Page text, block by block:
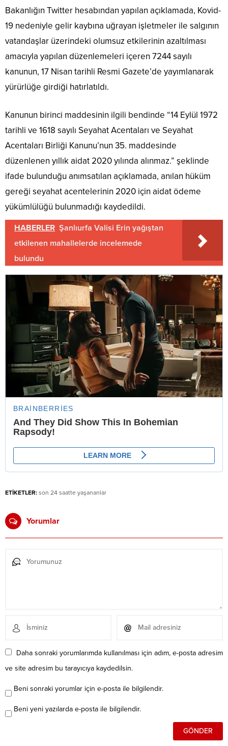
Bakanlığın Twitter hesabından yapılan açıklamada, Kovid-
19 nedeniyle gelir kaybına uğrayan işletmeler ile salgının
vatandaşlar üzerindeki olumsuz etkilerinin azaltılması
amacıyla yapılan düzenlemeleri içeren 7244 sayılı
kanunun, 17 Nisan tarihli Resmi Gazete’de yayımlanarak
yürürlüğe girdiği hatırlatıldı.
Kanunun birinci maddesinin ilgili bendinde “14 Eylül 1972
tarihli ve 1618 sayılı Seyahat Acentaları ve Seyahat
Acentaları Birliği Kanunu’nun 35. maddesinde
düzenlenen yıllık aidat 2020 yılında alınmaz.” şeklinde
ifade bulunduğu anımsatılan açıklamada, anılan hüküm
gereği seyahat acentelerinin 2020 için aidat ödeme
yükümlülüğü bulunmadığı kaydedildi.
HABERLER Şanlıurfa Valisi Erin yağıştan
etkilenen mahallelerde incelemede
bulundu
ETİKETLER: son 24 saatte yaşananlar
Yorumlar
Daha sonraki yorumlarımda kullanılması için adım, e-posta adresim
ve site adresim bu tarayıcıya kaydedilsin.
Beni sonraki yorumlar için e-posta ile bilgilendir.
Beni yeni yazılarda e-posta ile bilgilendir.